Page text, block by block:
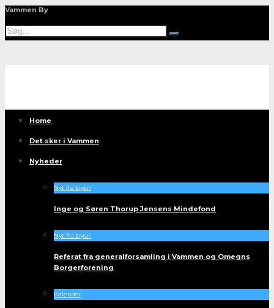
Vammen By
Home
Det sker i Vammen
Nyheder
Nyt fra byen
Inge og Søren Thorup Jensens Mindefond
Nyt fra byen
Referat fra generalforsamling i Vammen og Omegns
Borgerforening
Kalender